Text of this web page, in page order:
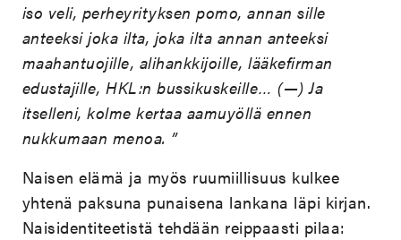
iso veli, perheyrityksen pomo, annan sille
anteeksi joka ilta, joka ilta annan anteeksi
maahantuojille, alihankkijoille, lääkefirman
edustajille, HKL:n bussikuskeille… (—) Ja
itselleni, kolme kertaa aamuyöllä ennen
nukkumaan menoa. ”
Naisen elämä ja myös ruumiillisuus kulkee
yhtenä paksuna punaisena lankana läpi kirjan.
Naisidentiteetistä tehdään reippaasti pilaa: